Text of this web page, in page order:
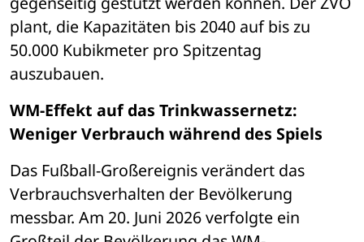
plant, die Kapazitäten bis 2040 auf bis zu
50.000 Kubikmeter pro Spitzentag
auszubauen.
WM-Effekt auf das Trinkwassernetz:
Weniger Verbrauch während des Spiels
Das Fußball-Großereignis verändert das
Verbrauchsverhalten der Bevölkerung
messbar. Am 20. Juni 2026 verfolgte ein